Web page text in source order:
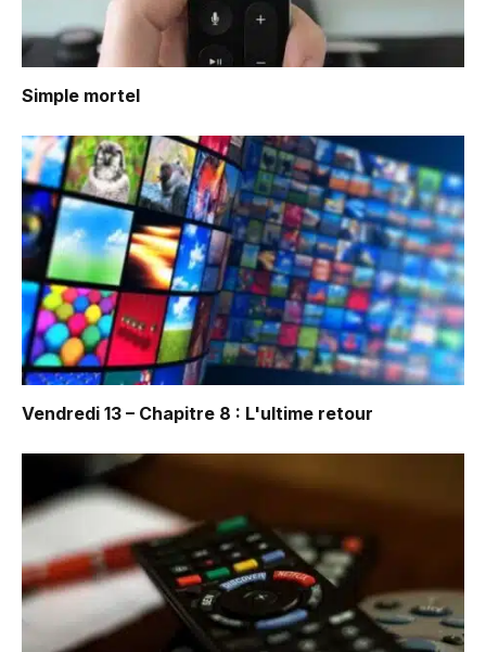
Simple mortel
Vendredi 13 – Chapitre 8 : L'ultime retour